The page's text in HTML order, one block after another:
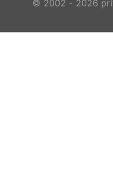
© 2002 - 2026